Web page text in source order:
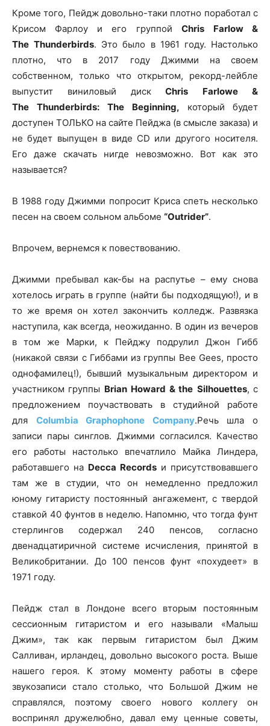
Кроме того, Пейдж довольно-таки плотно поработал с
Крисом Фарлоу и его группой Chris
Farlow &
The Thunderbirds. Это было в 1961 году. Настолько
плотно, что в 2017 году Джимми на своем
собственном, только что открытом, рекорд-лейбле
выпустит виниловый дискChris
Farlowe &
The
Thunderbirds: The Beginning, который будет
доступен ТОЛЬКО на сайте Пейджа (в смысле заказа) и
не будет выпущен в виде CD или другого носителя.
Его даже скачать нигде невозможно. Вот как это
называется?
В 1988 году Джимми попросит Криса спеть несколько
песен на своем сольном альбоме “Outrider”.
Впрочем, вернемся к повествованию.
Джимми пребывал как-бы на распутье – ему снова
хотелось играть в группе (найти бы подходящую!), и в
то же время он хотел закончить колледж. Развязка
наступила, как всегда, неожиданно. В один из вечеров
в том же Марки, к Пейджу подрулил Джон Гибб
(никакой связи с Гиббами из группы Bee Gees, просто
однофамилец!), бывший музыкальным директором и
участником группы Brian Howard & the Silhouettes, с
предложением поучаствовать в студийной работе
для Columbia Graphophone Company.Речь шла о
записи пары синглов. Джимми согласился. Качество
его работы настолько впечатлило Майка Линдера,
работавшего на Decca Records и присутствовавшего
там же в студии, что он немедленно предложил
юному гитаристу постоянный ангажемент, с твердой
ставкой 40 фунтов в неделю. Напомню, что тогда фунт
стерлингов содержал 240 пенсов, согласно
двенадцатиричной системе исчисления, принятой в
Великобритании. До 100 пенсов фунт «похудеет» в
1971 году.
Пейдж стал в Лондоне всего вторым постоянным
сессионным гитаристом и его называли «Малыш
Джим», так как первым гитаристом был Джим
Салливан, ирландец, довольно высокого роста. Выше
нашего героя. К этому моменту работы в сфере
звукозаписи стало столько, что Большой Джим не
справлялся, поэтому своего нового коллегу он
воспринял дружелюбно, давал ему ценные советы,